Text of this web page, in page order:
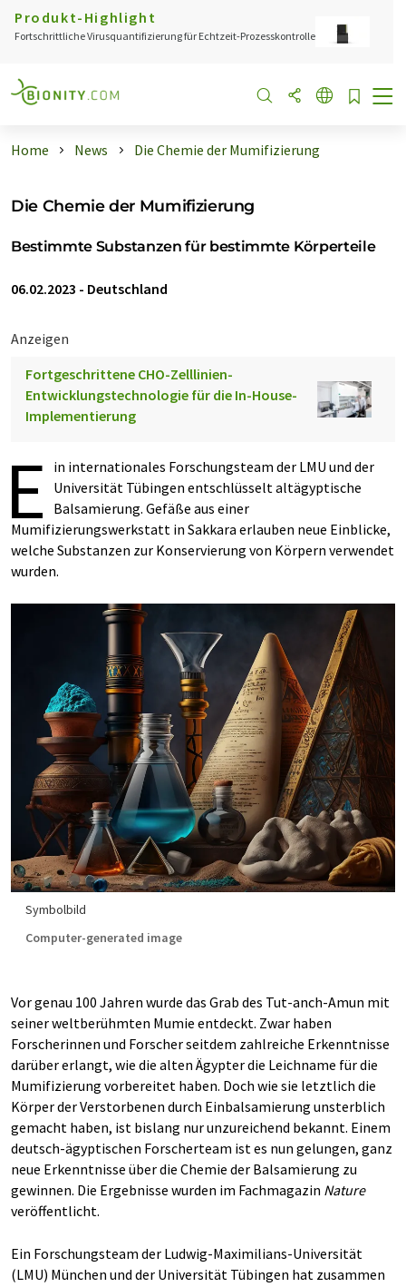
Produkt-Highlight
Fortschrittliche Virusquantifizierung für Echtzeit-Prozesskontrolle
Home News Die Chemie der Mumifizierung
Die Chemie der Mumifizierung
Bestimmte Substanzen für bestimmte Körperteile
06.02.2023 - Deutschland
Anzeigen
Fortgeschrittene CHO-Zelllinien-
Entwicklungstechnologie für die In-House-
Implementierung
E
in internationales Forschungsteam der LMU und der
Universität Tübingen entschlüsselt altägyptische
Balsamierung. Gefäße aus einer
Mumifizierungswerkstatt in Sakkara erlauben neue Einblicke,
welche Substanzen zur Konservierung von Körpern verwendet
wurden.
Symbolbild
Computer-generated image
Vor genau 100 Jahren wurde das Grab des Tut-anch-Amun mit
seiner weltberühmten Mumie entdeckt. Zwar haben
Forscherinnen und Forscher seitdem zahlreiche Erkenntnisse
darüber erlangt, wie die alten Ägypter die Leichname für die
Mumifizierung vorbereitet haben. Doch wie sie letztlich die
Körper der Verstorbenen durch Einbalsamierung unsterblich
gemacht haben, ist bislang nur unzureichend bekannt. Einem
deutsch-ägyptischen Forscherteam ist es nun gelungen, ganz
neue Erkenntnisse über die Chemie der Balsamierung zu
gewinnen. Die Ergebnisse wurden im Fachmagazin Nature
veröffentlicht.
Ein Forschungsteam der Ludwig-Maximilians-Universität
(LMU) München und der Universität Tübingen hat zusammen